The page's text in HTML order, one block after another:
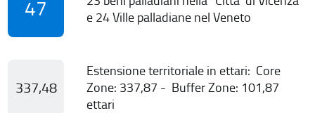
47
e 24 Ville palladiane nel Veneto
337,48
Estensione territoriale in ettari: Core
Zone: 337,87 - Buffer Zone: 101,87
ettari